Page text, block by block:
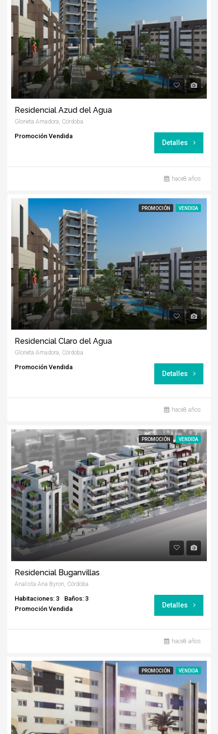
Residencial Azud del Agua
Glorieta Amadora, Córdoba
Promoción Vendida
Detalles
hace8 años
PROMOCIÓN VENDIDA
Residencial Claro del Agua
Glorieta Amadora, Córdoba
Promoción Vendida
Detalles
hace8 años
PROMOCIÓN VENDIDA
Residencial Buganvillas
Analista Ana Byron, Córdoba
Habitaciones: 3
Baños: 3
Promoción Vendida
Detalles
hace8 años
PROMOCIÓN VENDIDA